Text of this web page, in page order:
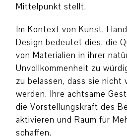
Mittelpunkt stellt.
Im Kontext von Kunst,
Design bedeutet dies, die
von Materialien in ihrer
Unvollkommenheit zu
zu belassen, dass sie nicht
werden. Ihre achtsame
die Vorstellungskraft des
aktivieren und Raum für
schaffen.